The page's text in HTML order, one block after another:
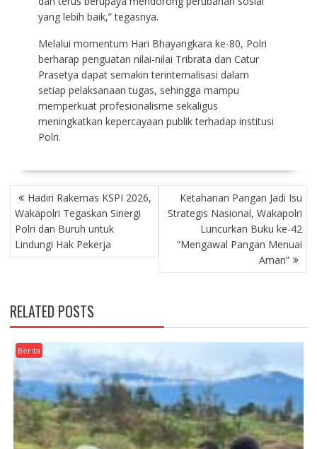
yang lebih baik,” tegasnya.
Melalui momentum Hari Bhayangkara ke-80, Polri
berharap penguatan nilai-nilai Tribrata dan Catur
Prasetya dapat semakin terinternalisasi dalam
setiap pelaksanaan tugas, sehingga mampu
memperkuat profesionalisme sekaligus
meningkatkan kepercayaan publik terhadap institusi
Polri.
NAVIGASI
POSHadiri Rakernas KSPI 2026,
Wakapolri Tegaskan Sinergi
Polri dan Buruh untuk
Lindungi Hak Pekerja
Ketahanan Pangan Jadi Isu
Strategis Nasional, Wakapolri
Luncurkan Buku ke-42
“Mengawal Pangan Menuai
Aman”
RELATED POSTS
Berita